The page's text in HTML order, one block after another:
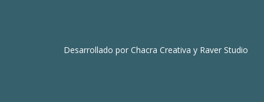
Desarrollado porChacra Creativa y Raver Studio